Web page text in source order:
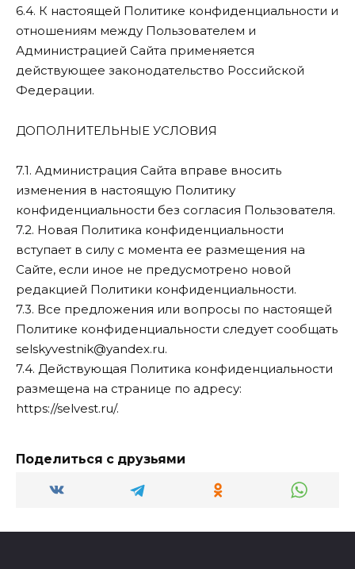
6.4. К настоящей Политике конфиденциальности и
отношениям между Пользователем и
Администрацией Сайта применяется
действующее законодательство Российской
Федерации.
ДОПОЛНИТЕЛЬНЫЕ УСЛОВИЯ
7.1. Администрация Сайта вправе вносить
изменения в настоящую Политику
конфиденциальности без согласия Пользователя.
7.2. Новая Политика конфиденциальности
вступает в силу с момента ее размещения на
Сайте, если иное не предусмотрено новой
редакцией Политики конфиденциальности.
7.3. Все предложения или вопросы по настоящей
Политике конфиденциальности следует сообщать
selskyvestnik@yandex.ru.
7.4. Действующая Политика конфиденциальности
размещена на странице по адресу:
https://selvest.ru/.
Поделиться с друзьями